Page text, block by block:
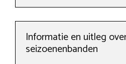
Informatie en uitleg
seizoenenbanden